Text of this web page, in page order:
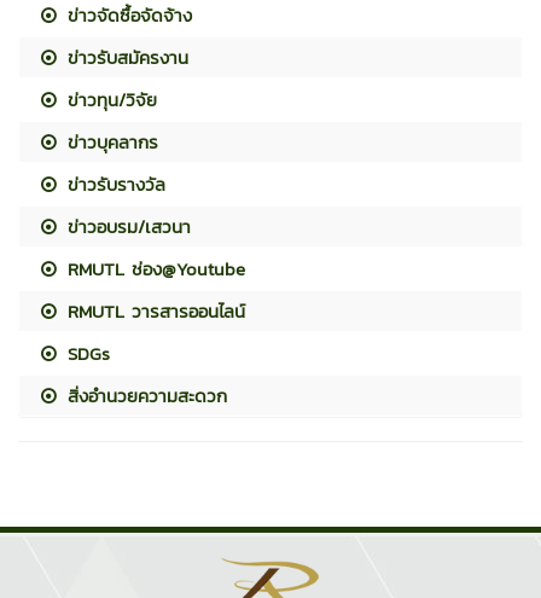
ข่าวจัดซื้อจัดจ้าง
ข่าวรับสมัครงาน
ข่าวทุน/วิจัย
ข่าวบุคลากร
ข่าวรับรางวัล
ข่าวอบรม/เสวนา
RMUTL ช่อง@Youtube
RMUTL วารสารออนไลน์
SDGs
สิ่งอำนวยความสะดวก